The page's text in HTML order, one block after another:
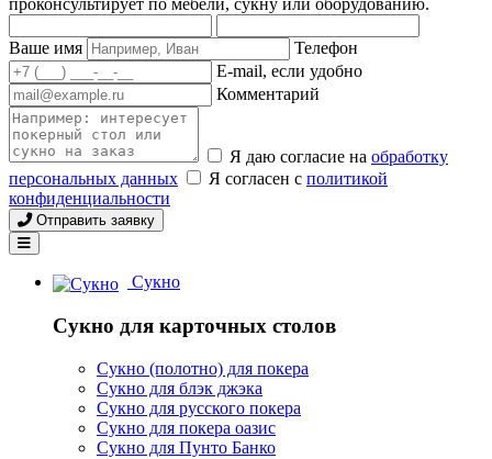
проконсультирует по мебели, сукну или оборудованию.
Ваше имя
Телефон
E-mail, если удобно
Комментарий
Я даю согласие на обработку
персональных данных
Я согласен с политикой
конфиденциальности
Отправить заявку
Сукно
Сукно для карточных столов
Сукно (полотно) для покера
Сукно для блэк джэка
Сукно для русского покера
Сукно для покера оазис
Сукно для Пунто Банко